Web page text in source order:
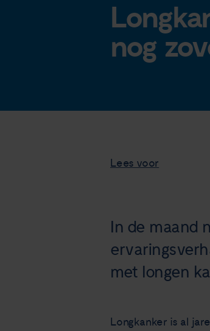
nog
Lees voor
In de maand
met longen
Longkanker is al